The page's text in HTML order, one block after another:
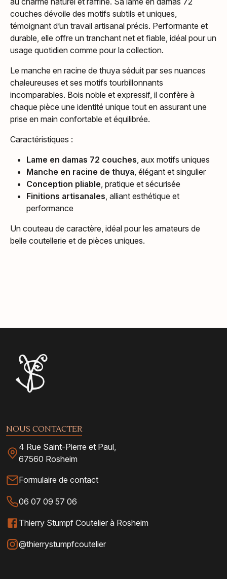
couches dévoile des motifs subtils et uniques,
témoignant d’un travail artisanal précis. Performante et
durable, elle offre un tranchant net et fiable, idéal pour un
usage quotidien comme pour la collection.
Le manche en racine de thuya séduit par ses nuances
chaleureuses et ses motifs tourbillonnants
incomparables. Bois noble et expressif, il confère à
chaque pièce une identité unique tout en assurant une
prise en main confortable et équilibrée.
Caractéristiques :
Lame en damas 72 couches, aux motifs uniques
Manche en racine de thuya, élégant et singulier
Conception pliable, pratique et sécurisée
Finitions artisanales, alliant esthétique et
performance
Un couteau de caractère, idéal pour les amateurs de
belle coutellerie et de pièces uniques.
NOUS CONTACTER
4 Rue Saint-Pierre et Paul,
67560 Rosheim
Formulaire de contact
06 07 09 57 06
Thierry Stumpf Coutelier à Rosheim
@thierrystumpfcoutelier